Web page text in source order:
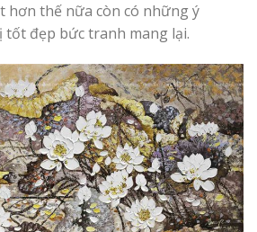
hơn thế nữa còn có những ý
đẹp bức tranh mang lại.